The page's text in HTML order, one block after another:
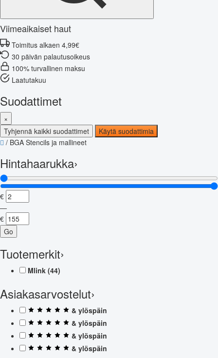
Viimeaikaiset haut
Toimitus alkaen 4,99€
30 päivän palautusoikeus
100% turvallinen maksu
Laatutakuu
Suodattimet
×
Tyhjennä kaikki suodattimet
Käytä suodattimia
/ BGA Stencils ja mallineet
Hintahaarukka›
€
—
€
Go
Tuotemerkit›
Mlink (44)
Asiakasarvostelut›
& ylöspäin
& ylöspäin
& ylöspäin
& ylöspäin